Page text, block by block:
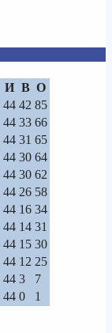
И В О
44 42 85
44 33 66
44 31 65
44 30 64
44 30 62
44 26 58
44 16 34
44 14 31
44 15 30
44 12 25
44 3
7
44 0
1